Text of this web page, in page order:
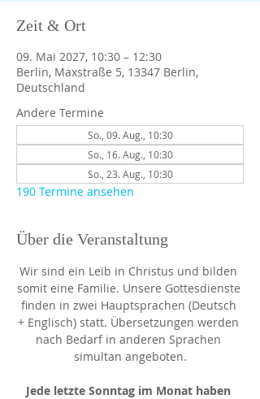
Zeit & Ort
09. Mai 2027, 10:30 – 12:30
Berlin, Maxstraße 5, 13347 Berlin,
Deutschland
Andere Termine
So., 09. Aug., 10:30
So., 16. Aug., 10:30
So., 23. Aug., 10:30
190 Termine ansehen
Über die Veranstaltung
Wir sind ein Leib in Christus und bilden
somit eine Familie. Unsere Gottesdienste
finden in zwei Hauptsprachen (Deutsch
+ Englisch) statt. Übersetzungen werden
nach Bedarf in anderen Sprachen
simultan angeboten.
Jede letzte Sonntag im Monat haben